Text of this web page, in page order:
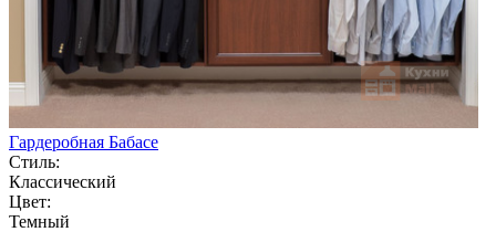
Гардеробная Бабасе
Стиль:
Классический
Цвет:
Темный